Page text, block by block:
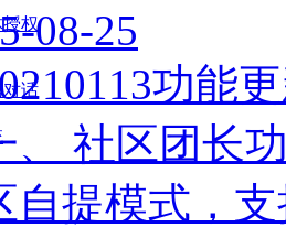
权
话
08-25
功能
、 社区团长
自提模式，